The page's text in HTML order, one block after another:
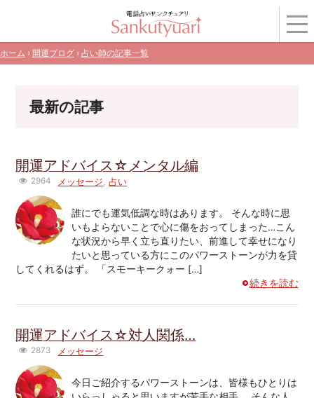
ホーム › 開運ブログ › 占い師の記事一覧
最新の記事
開運アドバイス☆メンタル編
2964 メッセージ ,占い
誰にでも運気低調な時はあります。 そんな時に思
いもよらないことで心に傷をおってしまった…こん
な状況から早く立ち直りたい、前進して幸せになり
たいと思っている方にこのパワーストーンが力を貸
してくれるはず。 「スモーキークォー […]
続きを読む
開運アドバイス☆対人関係…
2873 メッセージ
今日ご紹介するパワーストーンは、皆様もひとりは